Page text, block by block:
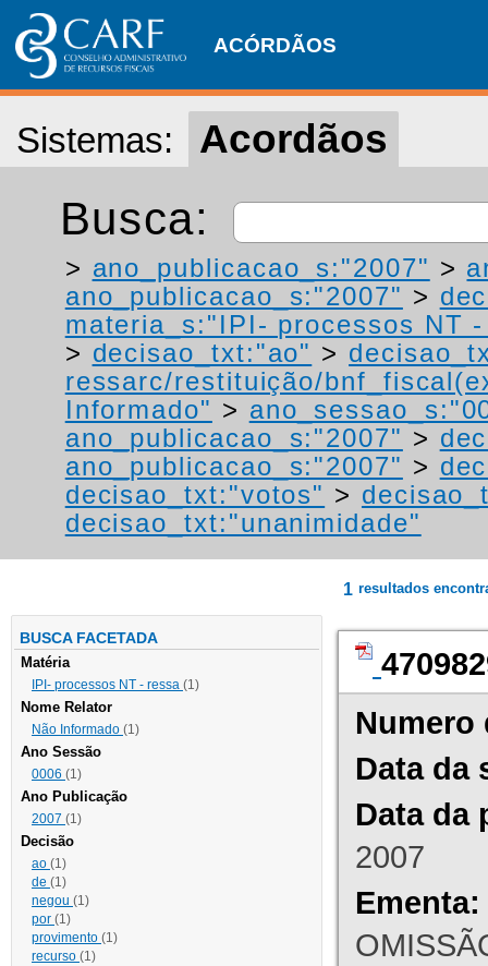
ACÓRDÃOS
Sistemas: Acordãos
Busca:
> ano_publicacao_s:"2007" >
ano_publicacao_s:"2007" >
materia_s:"IPI- processos NT
> decisao_txt:"ao" >
ressarc/restituição/
Informado" >
ano_publicacao_s:"2007" >
ano_publicacao_s:"2007" >
decisao_txt:"votos" >
decisao_txt:"unanimidade"
BUSCA FACETADA
Matéria
IPI- processos NT - ressa (1)
Nome Relator
Não Informado (1)
Ano Sessão
0006 (1)
Ano Publicação
2007 (1)
Decisão
ao (1)
de (1)
negou (1)
por (1)
provimento (1)
recurso (1)
1 resultados
Numero
Data da
Data da
2007
Ementa: